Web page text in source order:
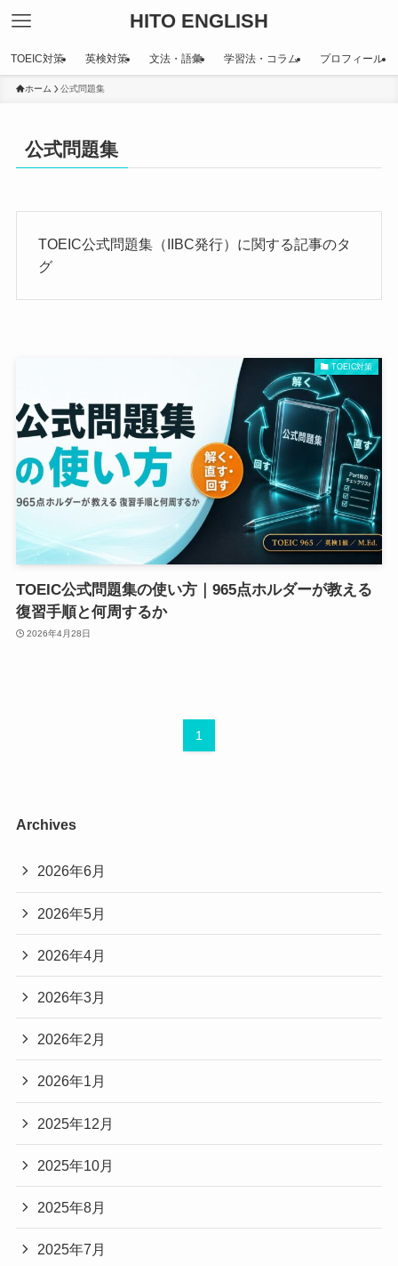
HITO ENGLISH
TOEIC対策 英検対策 文法・語彙 学習法・コラム プロフィール
ホーム 公式問題集
公式問題集
TOEIC公式問題集（IIBC発行）に関する記事のタ
グ
TOEIC対策
TOEIC公式問題集の使い方｜965点ホルダーが教える
復習手順と何周するか
2026年4月28日
1
Archives
2026年6月
2026年5月
2026年4月
2026年3月
2026年2月
2026年1月
2025年12月
2025年10月
2025年8月
2025年7月